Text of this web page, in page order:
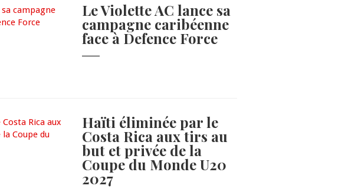
Le Violette AC lance sa
campagne caribéenne
face à Defence Force
Haïti éliminée par le
Costa Rica aux tirs au
but et privée de la
Coupe du Monde U20
2027